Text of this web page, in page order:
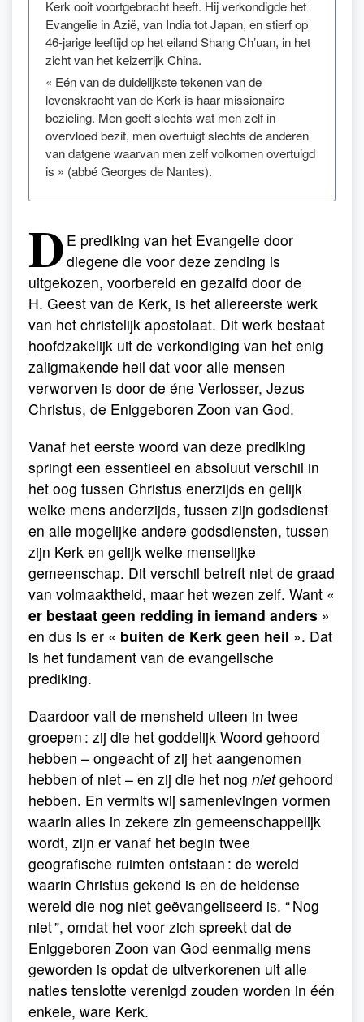
Kerk ooit voortgebracht heeft. Hij verkondigde het
Evangelie in Azië, van India tot Japan, en stierf op
46-jarige leeftijd op het eiland Shang Ch’uan, in het
zicht van het keizerrijk China.
« Eén van de duidelijkste tekenen van de
levenskracht van de Kerk is haar missionaire
bezieling. Men geeft slechts wat men zelf in
overvloed bezit, men overtuigt slechts de anderen
van datgene waarvan men zelf volkomen overtuigd
is » (abbé Georges de Nantes).
D E prediking van het Evangelie door
diegene die voor deze zending is
uitgekozen, voorbereid en gezalfd door de
H. Geest van de Kerk, is het allereerste werk
van het christelijk apostolaat. Dit werk bestaat
hoofdzakelijk uit de verkondiging van het enig
zaligmakende heil dat voor alle mensen
verworven is door de éne Verlosser, Jezus
Christus, de Eniggeboren Zoon van God.
Vanaf het eerste woord van deze prediking
springt een essentieel en absoluut verschil in
het oog tussen Christus enerzijds en gelijk
welke mens anderzijds, tussen zijn godsdienst
en alle mogelijke andere godsdiensten, tussen
zijn Kerk en gelijk welke menselijke
gemeenschap. Dit verschil betreft niet de graad
van volmaaktheid, maar het wezen zelf. Want «
er bestaat geen redding in iemand anders »
en dus is er « buiten de Kerk geen heil ». Dat
is het fundament van de evangelische
prediking.
Daardoor valt de mensheid uiteen in twee
groepen : zij die het goddelijk Woord gehoord
hebben – ongeacht of zij het aangenomen
hebben of niet – en zij die het nog nietgehoord
hebben. En vermits wij samenlevingen vormen
waarin alles in zekere zin gemeenschappelijk
wordt, zijn er vanaf het begin twee
geografische ruimten ontstaan : de wereld
waarin Christus gekend is en de heidense
wereld die nog niet geëvangeliseerd is. “ Nog
niet ”, omdat het voor zich spreekt dat de
Eniggeboren Zoon van God eenmalig mens
geworden is opdat de uitverkorenen uit alle
naties tenslotte verenigd zouden worden in één
enkele, ware Kerk.